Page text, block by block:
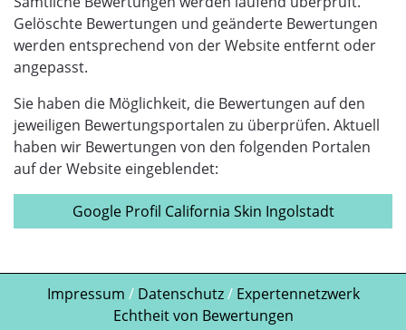
Gelöschte Bewertungen und geänderte Bewertungen
werden entsprechend von der Website entfernt oder
angepasst.
Sie haben die Möglichkeit, die Bewertungen auf den
jeweiligen Bewertungsportalen zu überprüfen. Aktuell
haben wir Bewertungen von den folgenden Portalen
auf der Website eingeblendet:
Google Profil California Skin Ingolstadt
Impressum / Datenschutz/ Expertennetzwerk
Echtheit von Bewertungen